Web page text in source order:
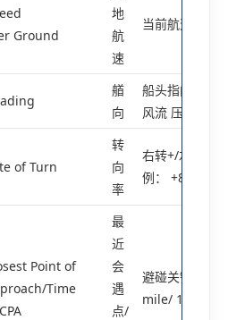
Ground
地
航
速
当前航速(kn,
艏
向
船头指向(与
风流 压 )
of Turn
转
向
率
右转+/左转-(
例： +8)
Point of
Time
最
近
会
遇
点/
避碰关键参数(
mile/ 12 min)